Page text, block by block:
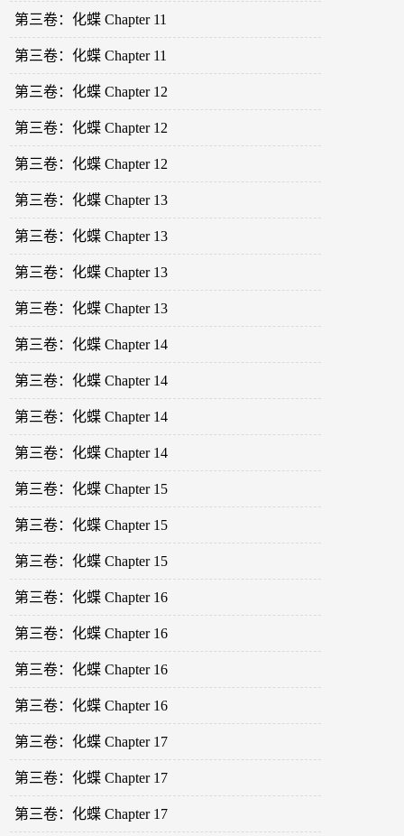
第三卷：化蝶 Chapter 11
第三卷：化蝶 Chapter 11
第三卷：化蝶 Chapter 12
第三卷：化蝶 Chapter 12
第三卷：化蝶 Chapter 12
第三卷：化蝶 Chapter 13
第三卷：化蝶 Chapter 13
第三卷：化蝶 Chapter 13
第三卷：化蝶 Chapter 13
第三卷：化蝶 Chapter 14
第三卷：化蝶 Chapter 14
第三卷：化蝶 Chapter 14
第三卷：化蝶 Chapter 14
第三卷：化蝶 Chapter 15
第三卷：化蝶 Chapter 15
第三卷：化蝶 Chapter 15
第三卷：化蝶 Chapter 16
第三卷：化蝶 Chapter 16
第三卷：化蝶 Chapter 16
第三卷：化蝶 Chapter 16
第三卷：化蝶 Chapter 17
第三卷：化蝶 Chapter 17
第三卷：化蝶 Chapter 17